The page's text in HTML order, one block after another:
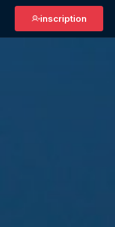
inscription